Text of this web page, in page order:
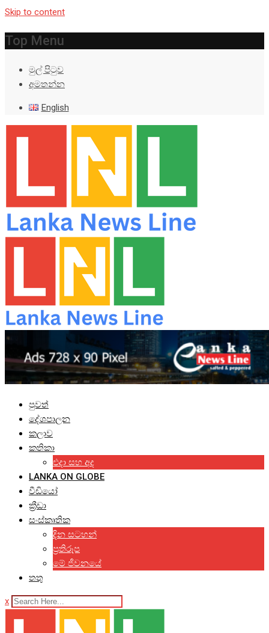
Skip to content
Top Menu
මුල් පිටුව
අමතන්න
English
පුවත්
දේශපාලන
කලාව
කතිකා
එදා සහ අද
LANKA ON GLOBE
වීඩියෝ
ක්‍රීඩා
සංස්කෘතික
දින සටහන්
ප්‍රතිරූප
මේ ජීවනයේ
තතු
x